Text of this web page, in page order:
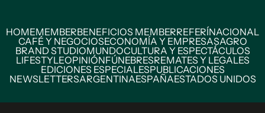
HOMEMEMBERBENEFICIOS MEMBERREFERÍNACIONAL
CAFÉ Y NEGOCIOSECONOMÍA Y EMPRESASAGRO
BRAND STUDIOMUNDOCULTURA Y ESPECTÁCULOS
LIFESTYLEOPINIÓNFÚNEBRESREMATES Y LEGALES
EDICIONES ESPECIALESPUBLICACIONES
NEWSLETTERSARGENTINAESPAÑAESTADOS UNIDOS